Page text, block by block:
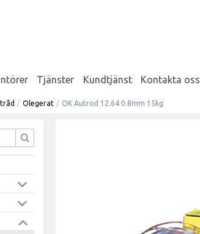
Tjänster Kundtjänst Kontakta oss
/ Olegerat / OK Autrod 12.64 0.8mm 15kg